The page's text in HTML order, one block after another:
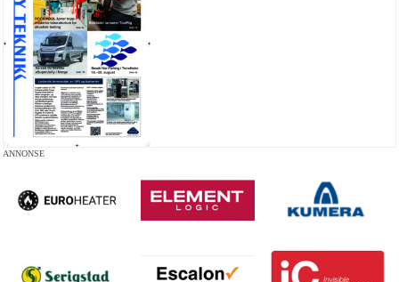
ANNONSE